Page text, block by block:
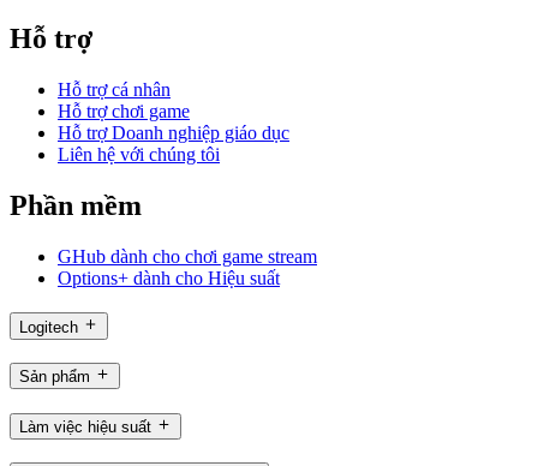
Hỗ trợ
Hỗ trợ cá nhân
Hỗ trợ chơi game
Hỗ trợ Doanh nghiệp giáo dục
Liên hệ với chúng tôi
Phần mềm
GHub dành cho chơi game stream
Options+ dành cho Hiệu suất
Logitech
Sản phẩm
Làm việc hiệu suất